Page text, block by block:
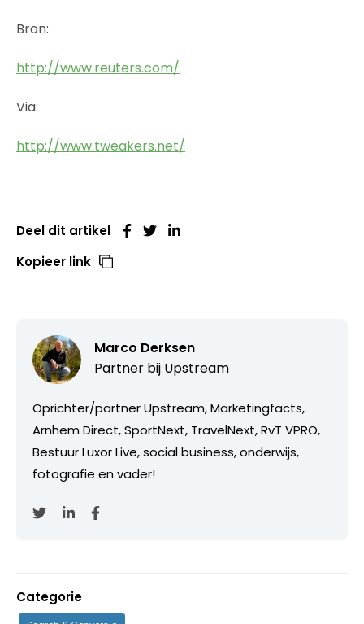
Bron:
http://www.reuters.com/
Via:
http://www.tweakers.net/
Deel dit artikel
Kopieer link
Marco Derksen
Partner bij Upstream
Oprichter/partner Upstream, Marketingfacts,
Arnhem Direct, SportNext, TravelNext, RvT VPRO,
Bestuur Luxor Live, social business, onderwijs,
fotografie en vader!
Categorie